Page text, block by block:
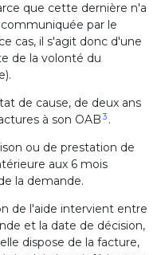
que cette dernière n'a
par le
cas, il s'agit donc d'une
de la volonté du
de cause, de deux ans
à son OAB 3 .
ou de prestation de
aux 6 mois
la demande.
de l'aide intervient entre
et la date de décision,
dispose de la facture,